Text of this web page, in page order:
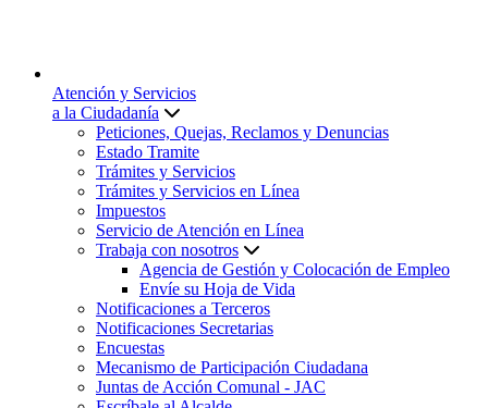
Atención y Servicios
a la Ciudadanía
Peticiones, Quejas, Reclamos y Denuncias
Estado Tramite
Trámites y Servicios
Trámites y Servicios en Línea
Impuestos
Servicio de Atención en Línea
Trabaja con nosotros
Agencia de Gestión y Colocación de Empleo
Envíe su Hoja de Vida
Notificaciones a Terceros
Notificaciones Secretarias
Encuestas
Mecanismo de Participación Ciudadana
Juntas de Acción Comunal - JAC